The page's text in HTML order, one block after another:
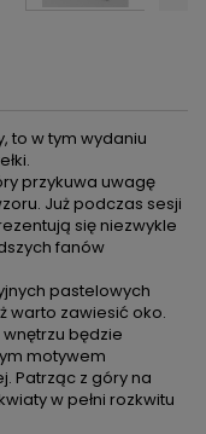
to w tym wydaniu
przykuwa uwagę
Już podczas sesji
się niezwykle
fanów
pastelowych
warto zawiesić oko.
będzie
motywem
Patrząc z góry na
w pełni rozkwitu